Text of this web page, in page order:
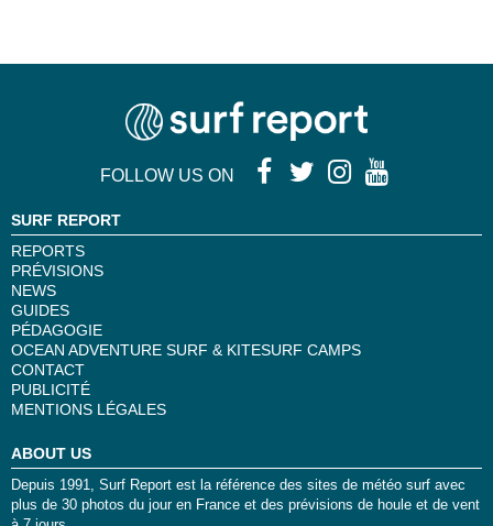
FOLLOW US ON
SURF REPORT
REPORTS
PRÉVISIONS
NEWS
GUIDES
PÉDAGOGIE
OCEAN ADVENTURE SURF & KITESURF CAMPS
CONTACT
PUBLICITÉ
MENTIONS LÉGALES
ABOUT US
Depuis 1991, Surf Report est la référence des sites de météo surf avec
plus de 30 photos du jour en France et des prévisions de houle et de vent